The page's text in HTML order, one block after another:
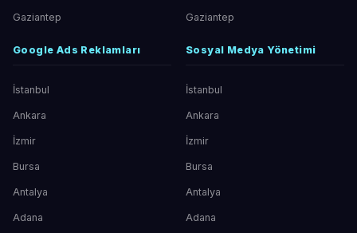
Gaziantep Gaziantep
Google Ads Reklamları
İstanbul
Ankara
İzmir
Bursa
Antalya
Adana
Sosyal Medya Yönetimi
İstanbul
Ankara
İzmir
Bursa
Antalya
Adana